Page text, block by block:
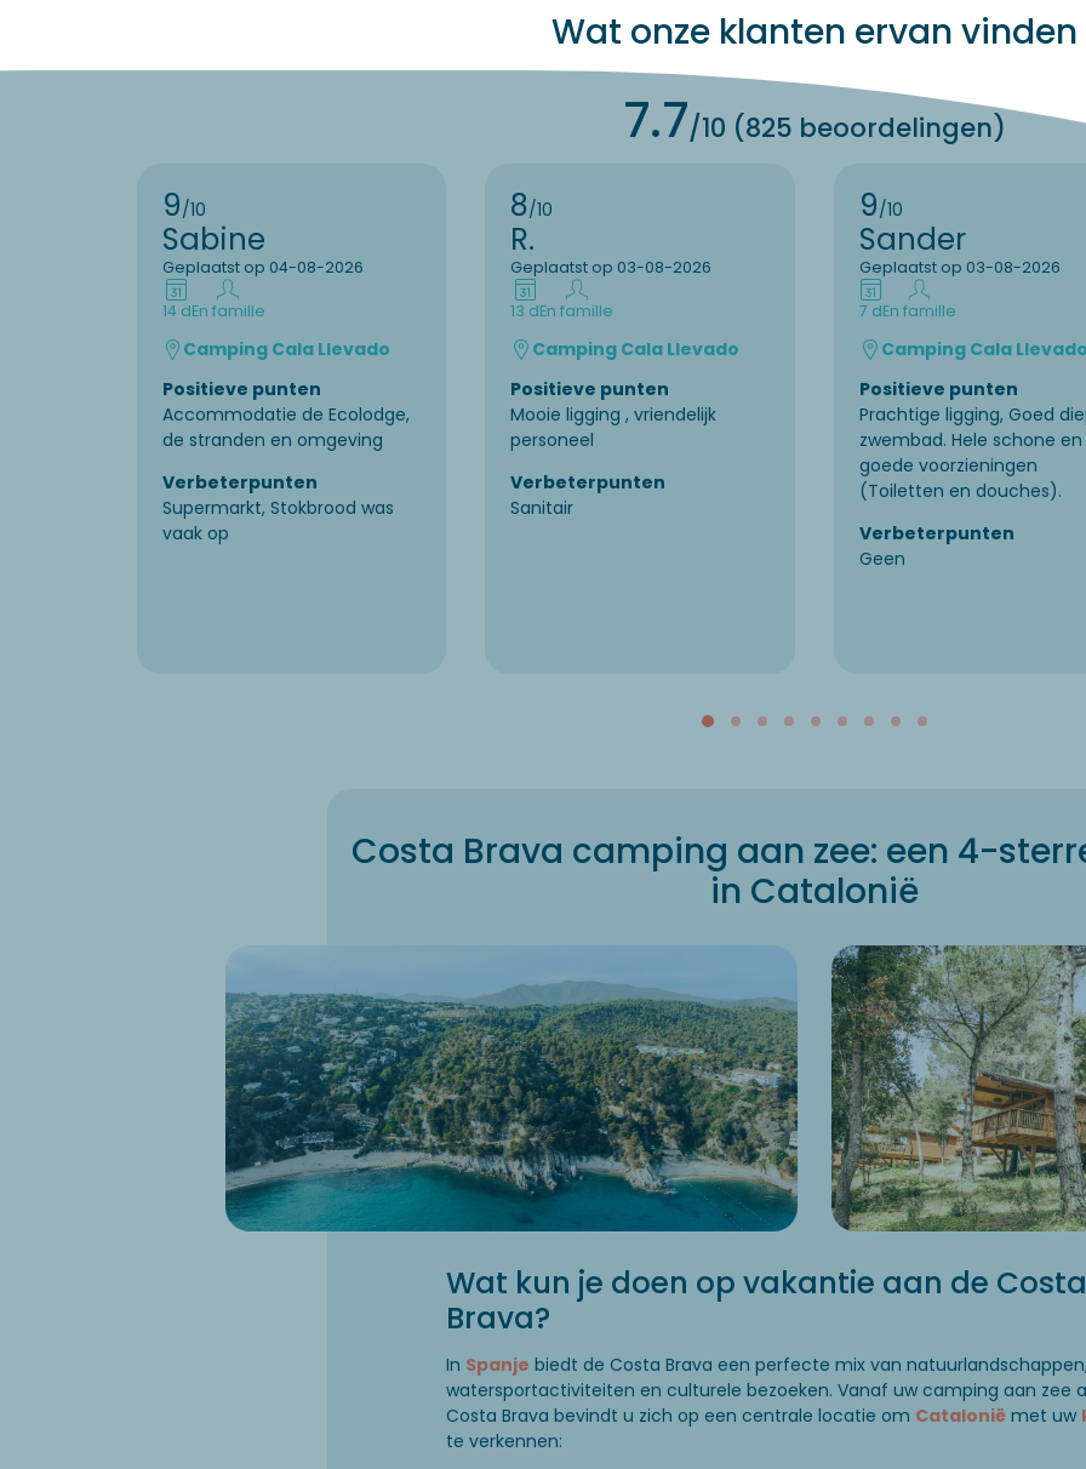
Wat onze klanten ervan vinden
7.7/10 (825 beoordelingen)
9/10
Sabine
Geplaatst op 04-08-2026
14 dEn famille
Camping Cala Llevado
Positieve punten
Accommodatie de Ecolodge,
de stranden en omgeving
Verbeterpunten
Supermarkt, Stokbrood was
vaak op
8/10
R.
Geplaatst op 03-08-2026
13 dEn famille
Camping Cala Llevado
Positieve punten
Mooie ligging , vriendelijk
personeel
Verbeterpunten
Sanitair
9/10
Sander
Geplaatst op 03-08-2026
7 dEn famille
Camping Cala Llevado
Positieve punten
Prachtige ligging, Goed
zwembad. Hele schone en
goede voorzieningen
(Toiletten en douches).
Verbeterpunten
Geen
Costa Brava camping aan zee: een 4-
in Catalonië
Wat kun je doen op vakantie aan de Costa
Brava?
In Spanje biedt de Costa Brava een perfecte mix van
watersportactiviteiten en culturele bezoeken. Vanaf uw camping aan zee
Costa Brava bevindt u zich op een centrale locatie om Catalonië met uw
te verkennen: